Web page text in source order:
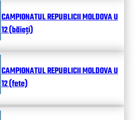
CAMPIONATUL REPUBLICII MOLDOVA U
12 (băieți)
CAMPIONATUL REPUBLICII MOLDOVA U
12 (fete)